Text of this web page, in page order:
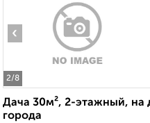
2/8
‹
Дача 30м², 2-этажный, на
города